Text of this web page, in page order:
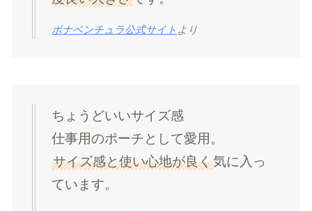
ボナベンチュラ公式サイト より
ちょうどいいサイズ感
仕事用のポーチとして愛用。
サイズ感と使い心地が良く気に入っ
ています。